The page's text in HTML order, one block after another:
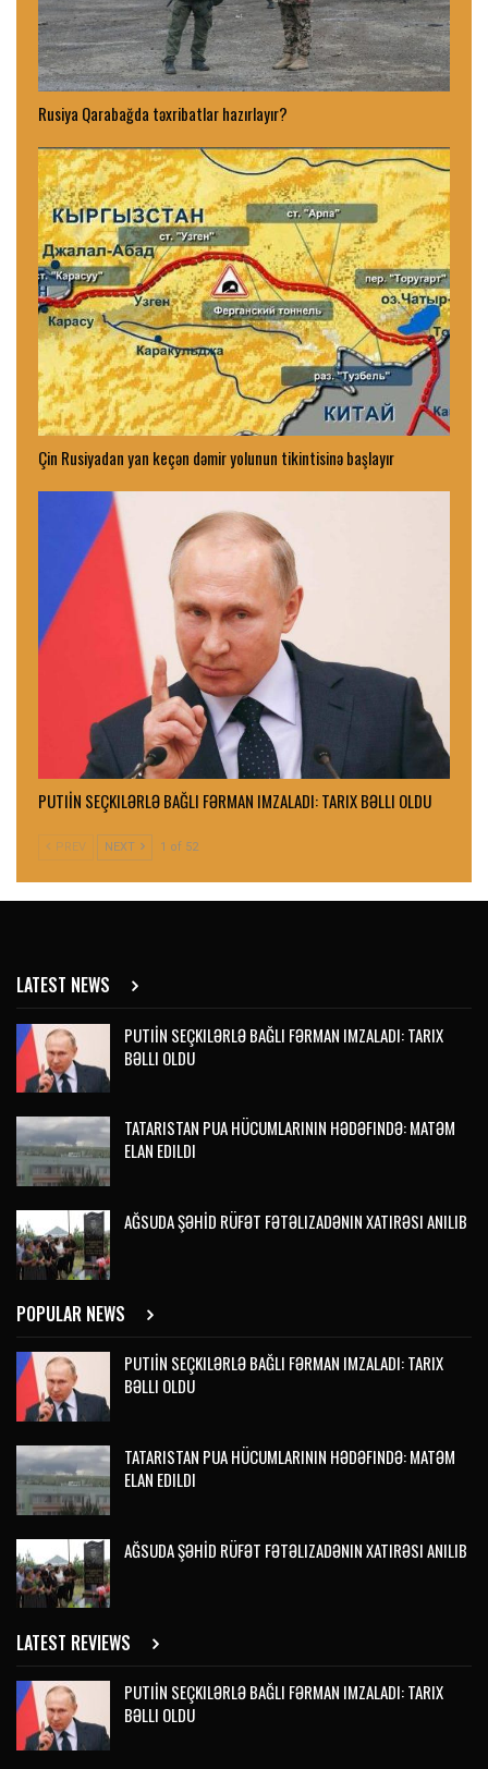
Rusiya Qarabağda təxribatlar hazırlayır?
Çin Rusiyadan yan keçən dəmir yolunun tikintisinə başlayır
PUTIİN SEÇKILƏRLƏ BAĞLI FƏRMAN IMZALADI: TARIX BƏLLI OLDU
PREV NEXT 1 of 52
LATEST NEWS
PUTIİN SEÇKILƏRLƏ BAĞLI FƏRMAN IMZALADI: TARIX
BƏLLI OLDU
TATARISTAN PUA HÜCUMLARININ HƏDƏFINDƏ: MATƏM
ELAN EDILDI
AĞSUDA ŞƏHİD RÜFƏT FƏTƏLIZADƏNIN XATIRƏSI ANILIB
POPULAR NEWS
PUTIİN SEÇKILƏRLƏ BAĞLI FƏRMAN IMZALADI: TARIX
BƏLLI OLDU
TATARISTAN PUA HÜCUMLARININ HƏDƏFINDƏ: MATƏM
ELAN EDILDI
AĞSUDA ŞƏHİD RÜFƏT FƏTƏLIZADƏNIN XATIRƏSI ANILIB
LATEST REVIEWS
PUTIİN SEÇKILƏRLƏ BAĞLI FƏRMAN IMZALADI: TARIX
BƏLLI OLDU